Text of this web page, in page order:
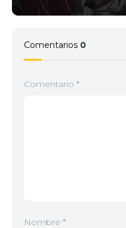
Comentarios 0
Comentario *
Nombre *